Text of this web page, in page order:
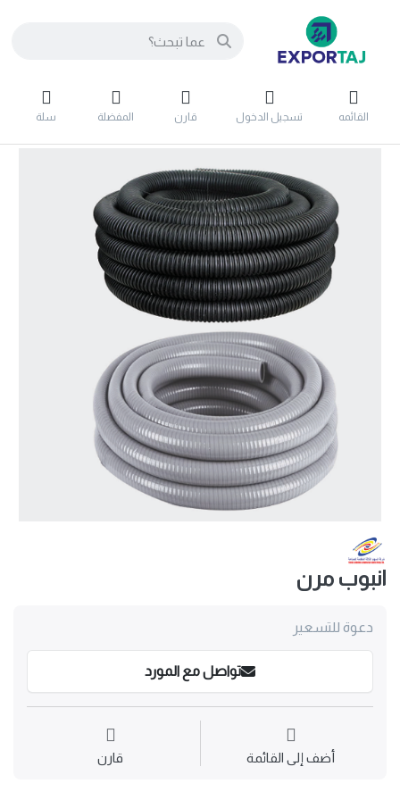
القائمه تسجيل الدخول قارن المفضلة سلة
انبوب مرن
دعوة للتسعير
تواصل مع المورد
أضف إلى القائمة قارن